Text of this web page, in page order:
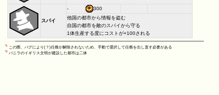
スパイ
-
300
他国の都市から情報を盗む
自国の都市を敵のスパイから守る
1体生産する度にコストが+100される
*1 この際、バグにより(？)任務が解除されないため、手動で選択して任務を出し直す必要がある
*2 バニラのイギリス文明が建設した都市は二体